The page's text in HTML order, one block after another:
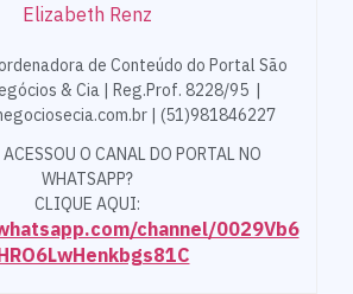
Elizabeth Renz
de Conteúdo do Portal São
& Cia | Reg.Prof. 8228/95 |
| (51)981846227
O CANAL DO PORTAL NO
WHATSAPP?
CLIQUE AQUI:
channel/0029Vb6